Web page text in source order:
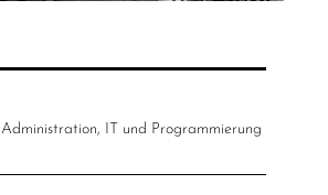
Administration, IT und Programmierung